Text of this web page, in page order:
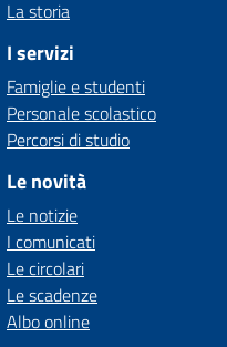
La storia
I servizi
Famiglie e studenti
Personale scolastico
Percorsi di studio
Le novità
Le notizie
I comunicati
Le circolari
Le scadenze
Albo online